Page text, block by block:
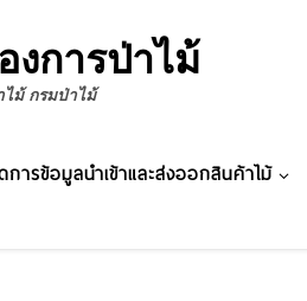
งการป่าไม้
ไม้ กรมป่าไม้
ารข้อมูลนำเข้าและส่งออกสินค้าไม้